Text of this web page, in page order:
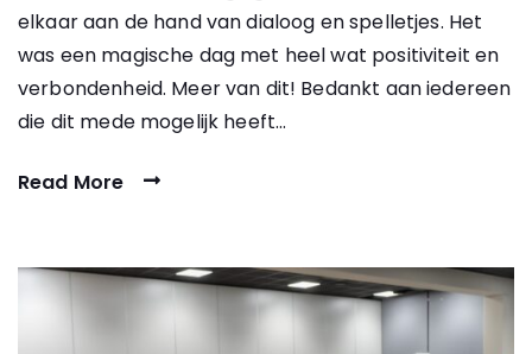
elkaar aan de hand van dialoog en spelletjes. Het
was een magische dag met heel wat positiviteit en
verbondenheid. Meer van dit! Bedankt aan iedereen
die dit mede mogelijk heeft…
Read More